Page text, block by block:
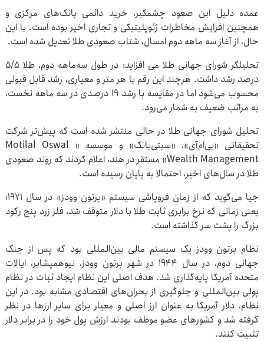
عمده دلیل این صعود چشمگیر، خرید دائمی بانک‌های مرکزی و
همچنین افزایش مخاطرات ژئوپلیتیکی و تجاری اخیر بوده است. با این
حال، از آغاز سه ماهه دوم امسال، شتاب صعودی طلا تعدیل شده است.
تحلیلگر شورای جهانی طلا می افزاید: در طول سه‌ماهه دوم، طلا ۵/۵
درصد رشد داشت. هرچند این رقم با هر متر و معیاری، رشد قابل قبولی
محسوب می‌شود اما در مقایسه با رشد ۱۹ درصدی در سه ماهه نخست،
به مراتب ضعیف به شمار می‌رود.
تحلیل شورای جهانی طلا در حالی منتشر شده است که پیش‌تر شرکت
تحقیقاتی «بی‌ام‌آی»، «سیتی‌بانک» و موسسه « Motilal Oswal
Wealth Management» مستقر در هند، اعلام کردند که روند صعودی
طلا در سال‌های اخیر، احتمالا به پایان رسیده است.
جیا می‌گوید که از زمان فروپاشی سیستم «برتون وودز» در سال ۱۹۷۱؛
یعنی زمانی که نرخ برابری ثابت طلا با دلار متوقف شد، فلز زرد پنج رکود
بزرگ را پشت سر گذاشته است.
نظام برتون وودز یک سیستم مالی بین‌المللی بود که پس از جنگ
جهانی دوم، در سال ۱۹۴۴ در شهر برتون وودز، نیوهمپشایر، ایالات
متحده آمریکا پایه‌گذاری شد. هدف اصلی این نظام ایجاد ثبات در نظام
پولی بین‌المللی و جلوگیری از بحران‌های اقتصادی مشابه بود. در این
نظام، دلار آمریکا به عنوان ارز اصلی و معیار برای سایر ارزها در نظر
گرفته شد و کشورهای عضو موظف بودند ارزش پول خود را در برابر دلار
تثبیت کنند.